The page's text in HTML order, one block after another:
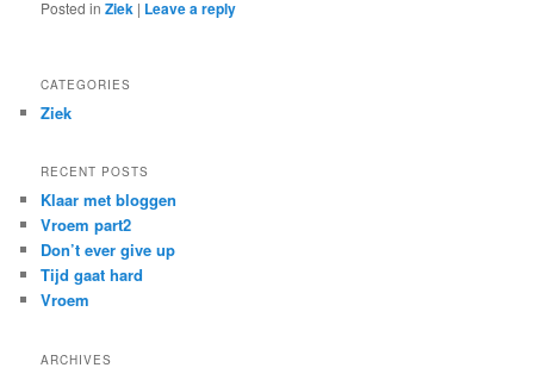
Posted in Ziek | Leave a reply
CATEGORIES
Ziek
RECENT POSTS
Klaar met bloggen
Vroem part2
Don’t ever give up
Tijd gaat hard
Vroem
ARCHIVES